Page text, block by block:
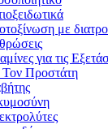
με
για τις
Τον Προστάτη